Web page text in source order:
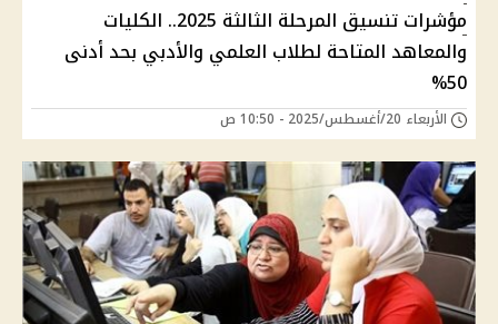
مؤشرات تنسيق المرحلة الثالثة 2025.. الكليات
والمعاهد المتاحة لطلاب العلمي والأدبي بحد أدنى
50%
الأربعاء 20/أغسطس/2025 - 10:50 ص